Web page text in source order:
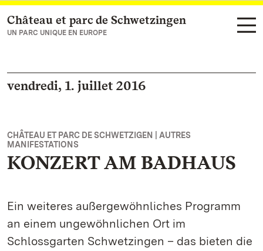
Vers la page d’accueil
Château et parc de Schwetzingen
UN PARC UNIQUE EN EUROPE
vendredi, 1. juillet 2016
CHÂTEAU ET PARC DE SCHWETZIGEN | AUTRES
MANIFESTATIONS
KONZERT AM BADHAUS
Ein weiteres außergewöhnliches Programm
an einem ungewöhnlichen Ort im
Schlossgarten Schwetzingen – das bieten die